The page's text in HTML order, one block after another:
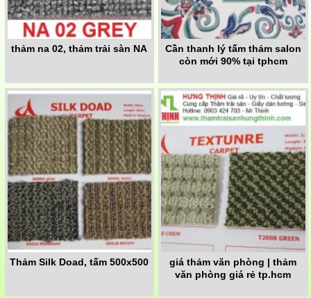
thảm na 02, thảm trải sàn NA
Cần thanh lý tấm thảm salon
còn mới 90% tại tphcm
Thảm Silk Doad, tấm 500x500
giá thảm văn phòng | thảm
văn phòng giá rẻ tp.hcm